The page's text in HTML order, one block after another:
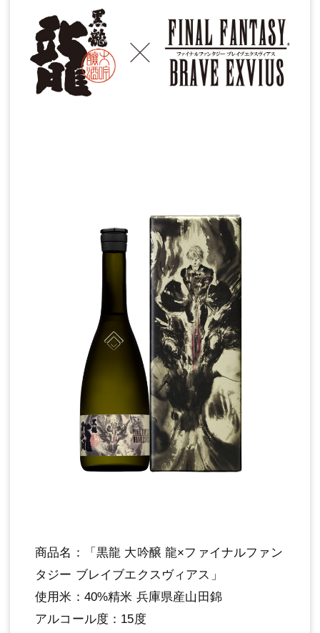
商品名：「黒龍 大吟醸 龍×ファイナルファン
タジー ブレイブエクスヴィアス」
使用米：40%精米 兵庫県産山田錦
アルコール度：15度